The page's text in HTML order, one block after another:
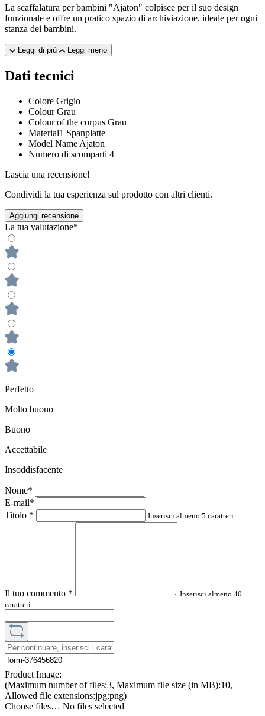
La scaffalatura per bambini "Ajaton" colpisce per il suo design
funzionale e offre un pratico spazio di archiviazione, ideale per ogni
stanza dei bambini.
Leggi di più Leggi meno
Dati tecnici
Colore Grigio
Colour Grau
Colour of the corpus Grau
Material1 Spanplatte
Model Name Ajaton
Numero di scomparti 4
Lascia una recensione!
Condividi la tua esperienza sul prodotto con altri clienti.
Aggiungi recensione
La tua valutazione*
Perfetto
Molto buono
Buono
Accettabile
Insoddisfacente
Nome*
E-mail*
Titolo * Inserisci almeno 5 caratteri.
Il tuo commento *
Inserisci almeno 40
caratteri.
Product Image:
(Maximum number of files:3, Maximum file size (in MB):10,
Allowed file extensions:jpg;png)
Choose files… No files selected